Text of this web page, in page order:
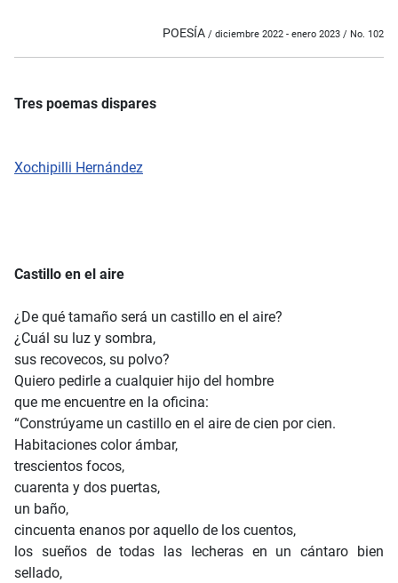
POESÍA / diciembre 2022 - enero 2023 / No. 102
Tres poemas dispares
Xochipilli Hernández
Castillo en el aire
¿De qué tamaño será un castillo en el aire?
¿Cuál su luz y sombra,
sus recovecos, su polvo?
Quiero pedirle a cualquier hijo del hombre
que me encuentre en la oficina:
“Constrúyame un castillo en el aire de cien por cien.
Habitaciones color ámbar,
trescientos focos,
cuarenta y dos puertas,
un baño,
cincuenta enanos por aquello de los cuentos,
los sueños de todas las lecheras en un cántaro bien
sellado,